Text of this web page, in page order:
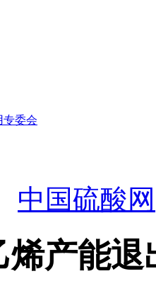
专委会
中国硫酸网
烯产能